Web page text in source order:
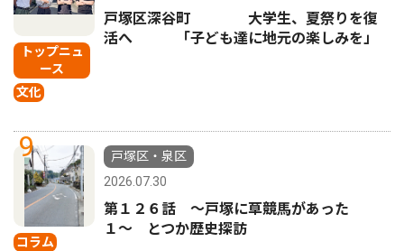
トップニュ
ース
文化
戸塚区深谷町 大学生、夏祭りを復
活へ 「子ども達に地元の楽しみを」
9
コラム
戸塚区・泉区
2026.07.30
第１２６話 〜戸塚に草競馬があった
１〜 とつか歴史探訪